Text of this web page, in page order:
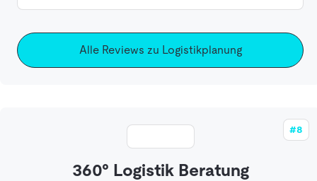
Alle Reviews zu Logistikplanung
#8
360° Logistik Beratung